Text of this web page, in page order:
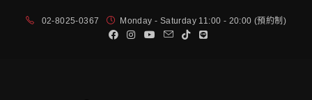
02-8025-0367 Monday - Saturday 11:00 - 20:00 (預約制)